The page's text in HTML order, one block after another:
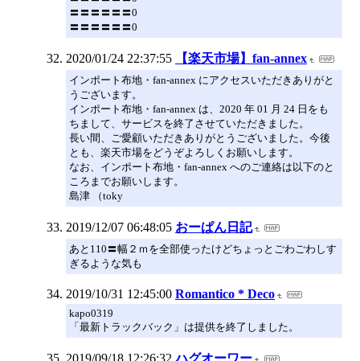
〓〓〓〓〓〓0
〓〓〓〓〓〓0
2020/01/24 22:37:55 【楽天市場】fan-annex
インポート布地・fan-annex にアクセスいただきありがと
うございます。
インポート布地・fan-annex は、2020 年 01 月 24 日をも
ちまして、サービスを終了させていただきました。
長い間、ご愛顧いただきありがとうございました。今後
とも、楽天市場をどうぞよろしくお願いします。
なお、インポート布地・fan-annex へのご連絡は以下のと
ころまでお願いします。
島津 （toky
2019/12/07 06:48:05 おーぱん日記
あと110〓幅２ｍを全部使ったけどちょっとごわごわしす
ぎるような気も
2019/10/31 12:45:00 Romantico * Deco
kapo0319
「最新トラックバック」は提供を終了しました。
2019/09/18 12:26:32 ハグオーワー